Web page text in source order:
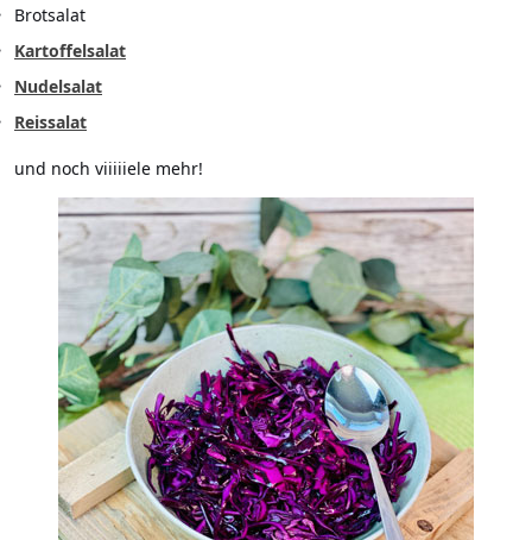
Brotsalat
Kartoffelsalat
Nudelsalat
Reissalat
und noch viiiiiele mehr!